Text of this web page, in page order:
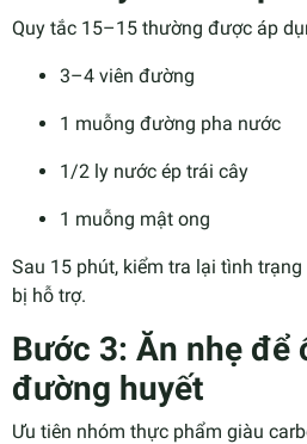
Quy tắc 15–15 thường được áp
3–4 viên đường
1 muỗng đường pha nước
1/2 ly nước ép trái cây
1 muỗng mật ong
Sau 15 phút, kiểm tra lại tình
bị hỗ trợ.
Bước 3: Ăn nhẹ để
đường huyết
Ưu tiên nhóm thực phẩm giàu